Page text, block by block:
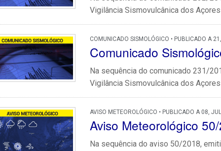
Vigilância Sismovulcânica dos
COMUNICADO SISMOLÓGICO • PUBLICADO A
Comunicado
Na sequência do comunicado 231/
Vigilância Sismovulcânica dos
AVISO METEOROLÓGICO • PUBLICADO A 08,
Aviso Meteorológico
Na sequência do aviso 50/2018,